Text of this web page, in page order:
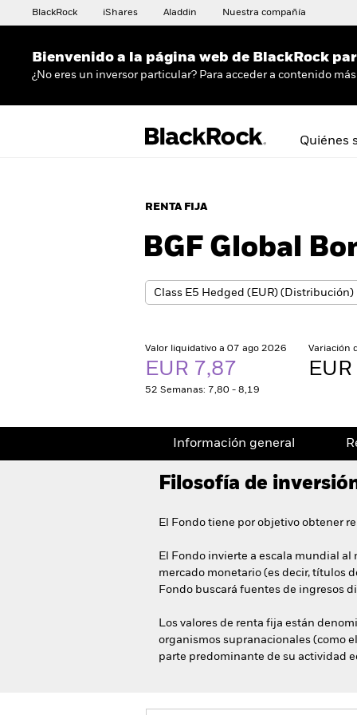
BlackRock iShares Aladdin Nuestra compañía
Bienvenido a la página web de BlackRock
¿No eres un inversor particular? Para acceder a contenido
Quiénes
RENTA FIJA
BGF Global
Valor liquidativo a 07 ago 2026
EUR 7,87
52 Semanas: 7,80 - 8,19
Variación
Información general
Filosofía de
El Fondo tiene por objetivo obtener
El Fondo invierte a escala mundial
mercado monetario (es decir, títulos
Fondo buscará fuentes de ingresos
Los valores de renta fija están
organismos supranacionales (como
parte predominante de su actividad